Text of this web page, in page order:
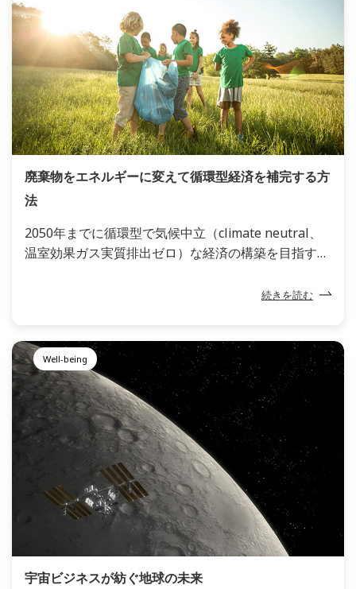
廃棄物をエネルギーに変えて循環型経済を補完する方
法
2050年までに循環型で気候中立（climate neutral、
温室効果ガス実質排出ゼロ）な経済の構築を目指す欧
をできるだけ長く共有、リース、再利用、修理、改
続きを読む
Well-being
宇宙ビジネスが紡ぐ地球の未来